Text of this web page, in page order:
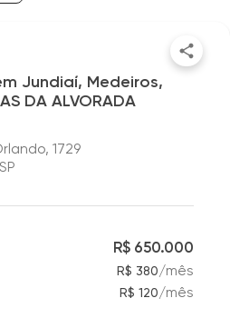
Jundiaí, Medeiros,
DA ALVORADA
1729
R$ 650.000
R$ 380/mês
R$ 120/mês